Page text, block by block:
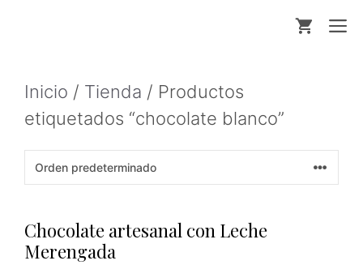
Inicio / Tienda / Productos
etiquetados “chocolate blanco”
Chocolate artesanal con Leche
Merengada